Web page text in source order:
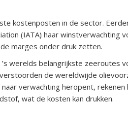
kostenposten in de sector.
(IATA) haar winstverwachting
marges onder druk zetten.
werelds belangrijkste zeeroutes
de wereldwijde
verwachting heropent,
wat de kosten kan drukken.